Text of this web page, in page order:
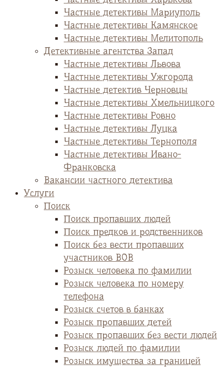
Частные детективы Мариуполь
Частные детективы Камянское
Частные детективы Мелитополь
Детективные агентства Запад
Частные детективы Львова
Частные детективы Ужгорода
Частные детектив Черновцы
Частные детективы Хмельницкого
Частные детективы Ровно
Частные детективы Луцка
Частные детективы Тернополя
Частные детективы Ивано-
Франковска
Вакансии частного детектива
Услуги
Поиск
Поиск пропавших людей
Поиск предков и родственников
Поиск без вести пропавших
участников ВОВ
Розыск человека по фамилии
Розыск человека по номеру
телефона
Розыск счетов в банках
Розыск пропавших детей
Розыск пропавших без вести людей
Розыск людей по фамилии
Розыск имущества за границей